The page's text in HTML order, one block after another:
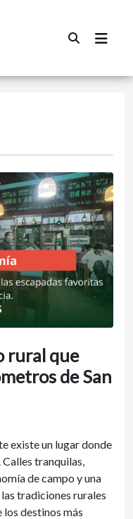
rural que
de San
existe un lugar donde
tranquilas,
de campo y una
tradiciones rurales
destinos más